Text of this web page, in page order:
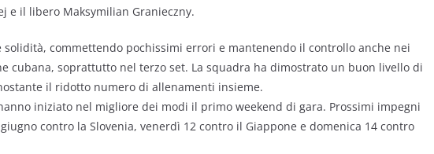
e il libero Maksymilian Granieczny.
solidità, commettendo pochissimi errori e mantenendo il controllo anche nei
cubana, soprattutto nel terzo set. La squadra ha dimostrato un buon livello di
il ridotto numero di allenamenti insieme.
iniziato nel migliore dei modi il primo weekend di gara. Prossimi impegni
contro la Slovenia, venerdì 12 contro il Giappone e domenica 14 contro